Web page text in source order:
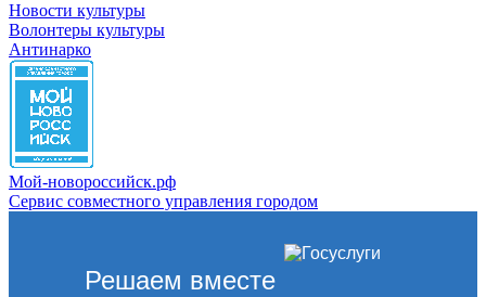
Новости культуры
Волонтеры культуры
Антинарко
Мой-новороссийск.рф
Сервис совместного управления городом
Решаем вместе